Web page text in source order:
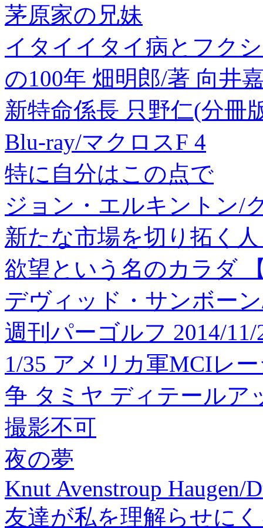
茅原家の兄妹
イタイイタイ病とフク
の100年 畑明郎/著 向井
新特命係長 只野仁(分冊
Blu-ray/マクロスF 4
特に自分はこの点で
ジョン・エルキントン/
新たな市場を切り拓く人
欲望という名のカラダ
デヴィッド・サンボー
週刊パーゴルフ 2014/11/
1/35 アメリカ軍MCIレ
争 タミヤ ディテールア
撮影不可
夜の夢
Knut Avenstroup Haugen/
友達が私を理解らせに